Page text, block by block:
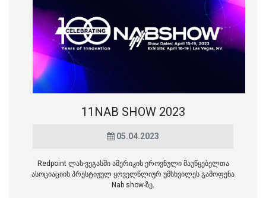
11NAB SHOW 2023
05.04.2023
Redpoint ლას-ვეგასში ამერიკის ეროვნული მაუწყებელთა
ასოციაციის პრესტიჟულ ყოველწლიურ უმსხვილეს გამოფენა
Nab show-ზე.